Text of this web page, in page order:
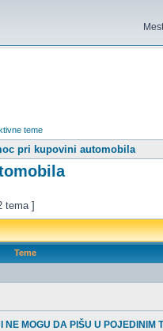
teme
pri kupovini automobila
tema ]
Teme
MOGU DA PIŠU U POJEDINIM